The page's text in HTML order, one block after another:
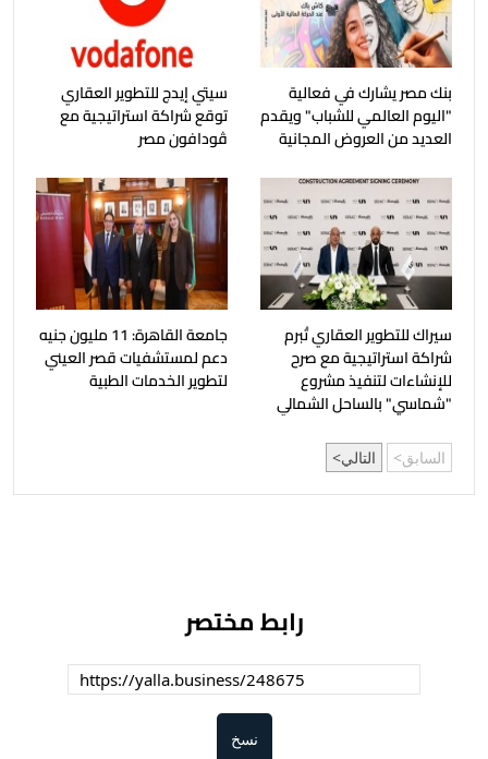
بنك مصر يشارك في فعالية
"اليوم العالمي للشباب" ويقدم
العديد من العروض المجانية
سيتي إيدج للتطوير العقاري
توقع شراكة استراتيجية مع
ڤودافون مصر
سيراك للتطوير العقاري تُبرم
شراكة استراتيجية مع صرح
للإنشاءات لتنفيذ مشروع
"شماسي" بالساحل الشمالي
جامعة القاهرة: 11 مليون جنيه
دعم لمستشفيات قصر العيني
لتطوير الخدمات الطبية
السابق التالي
رابط مختصر
نسخ